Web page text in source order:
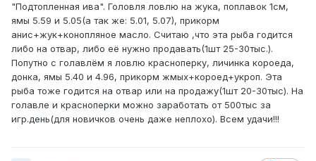
"Подтопленная ива". Головля ловлю на жука, поплавок 1см,
ямы 5.59 и 5.05(а так же: 5.01, 5.07), прикорм
анис+жук+конопляное масло. Считаю ,что эта рыба годится
либо на отвар, либо её нужно продавать(1шт 25-30тыс.).
Попутно с голавлём я ловлю красноперку, личинка короеда,
донка, ямы 5.40 и 4.96, прикорм жмых+короед+укроп. Эта
рыба тоже годится на отвар или на продажу(1шт 20-30тыс). На
голавле и красноперки можно заработать от 500тыс за
игр.день(для новичков очень даже неплохо). Всем удачи!!!